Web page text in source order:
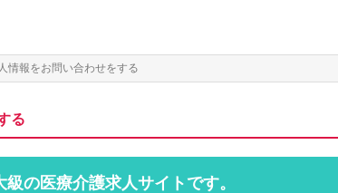
情報をお問い合わせをする
る
の医療介護求人サイトです。